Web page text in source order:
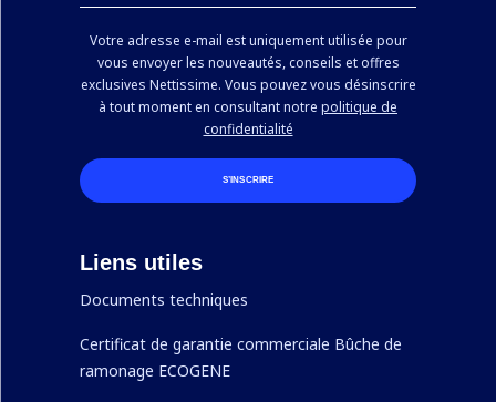
Votre adresse e-mail est uniquement utilisée pour
vous envoyer les nouveautés, conseils et offres
exclusives Nettissime. Vous pouvez vous désinscrire
à tout moment en consultant notre politique de
confidentialité
S’INSCRIRE
Liens utiles
Documents techniques
Certificat de garantie commerciale Bûche de
ramonage ECOGENE